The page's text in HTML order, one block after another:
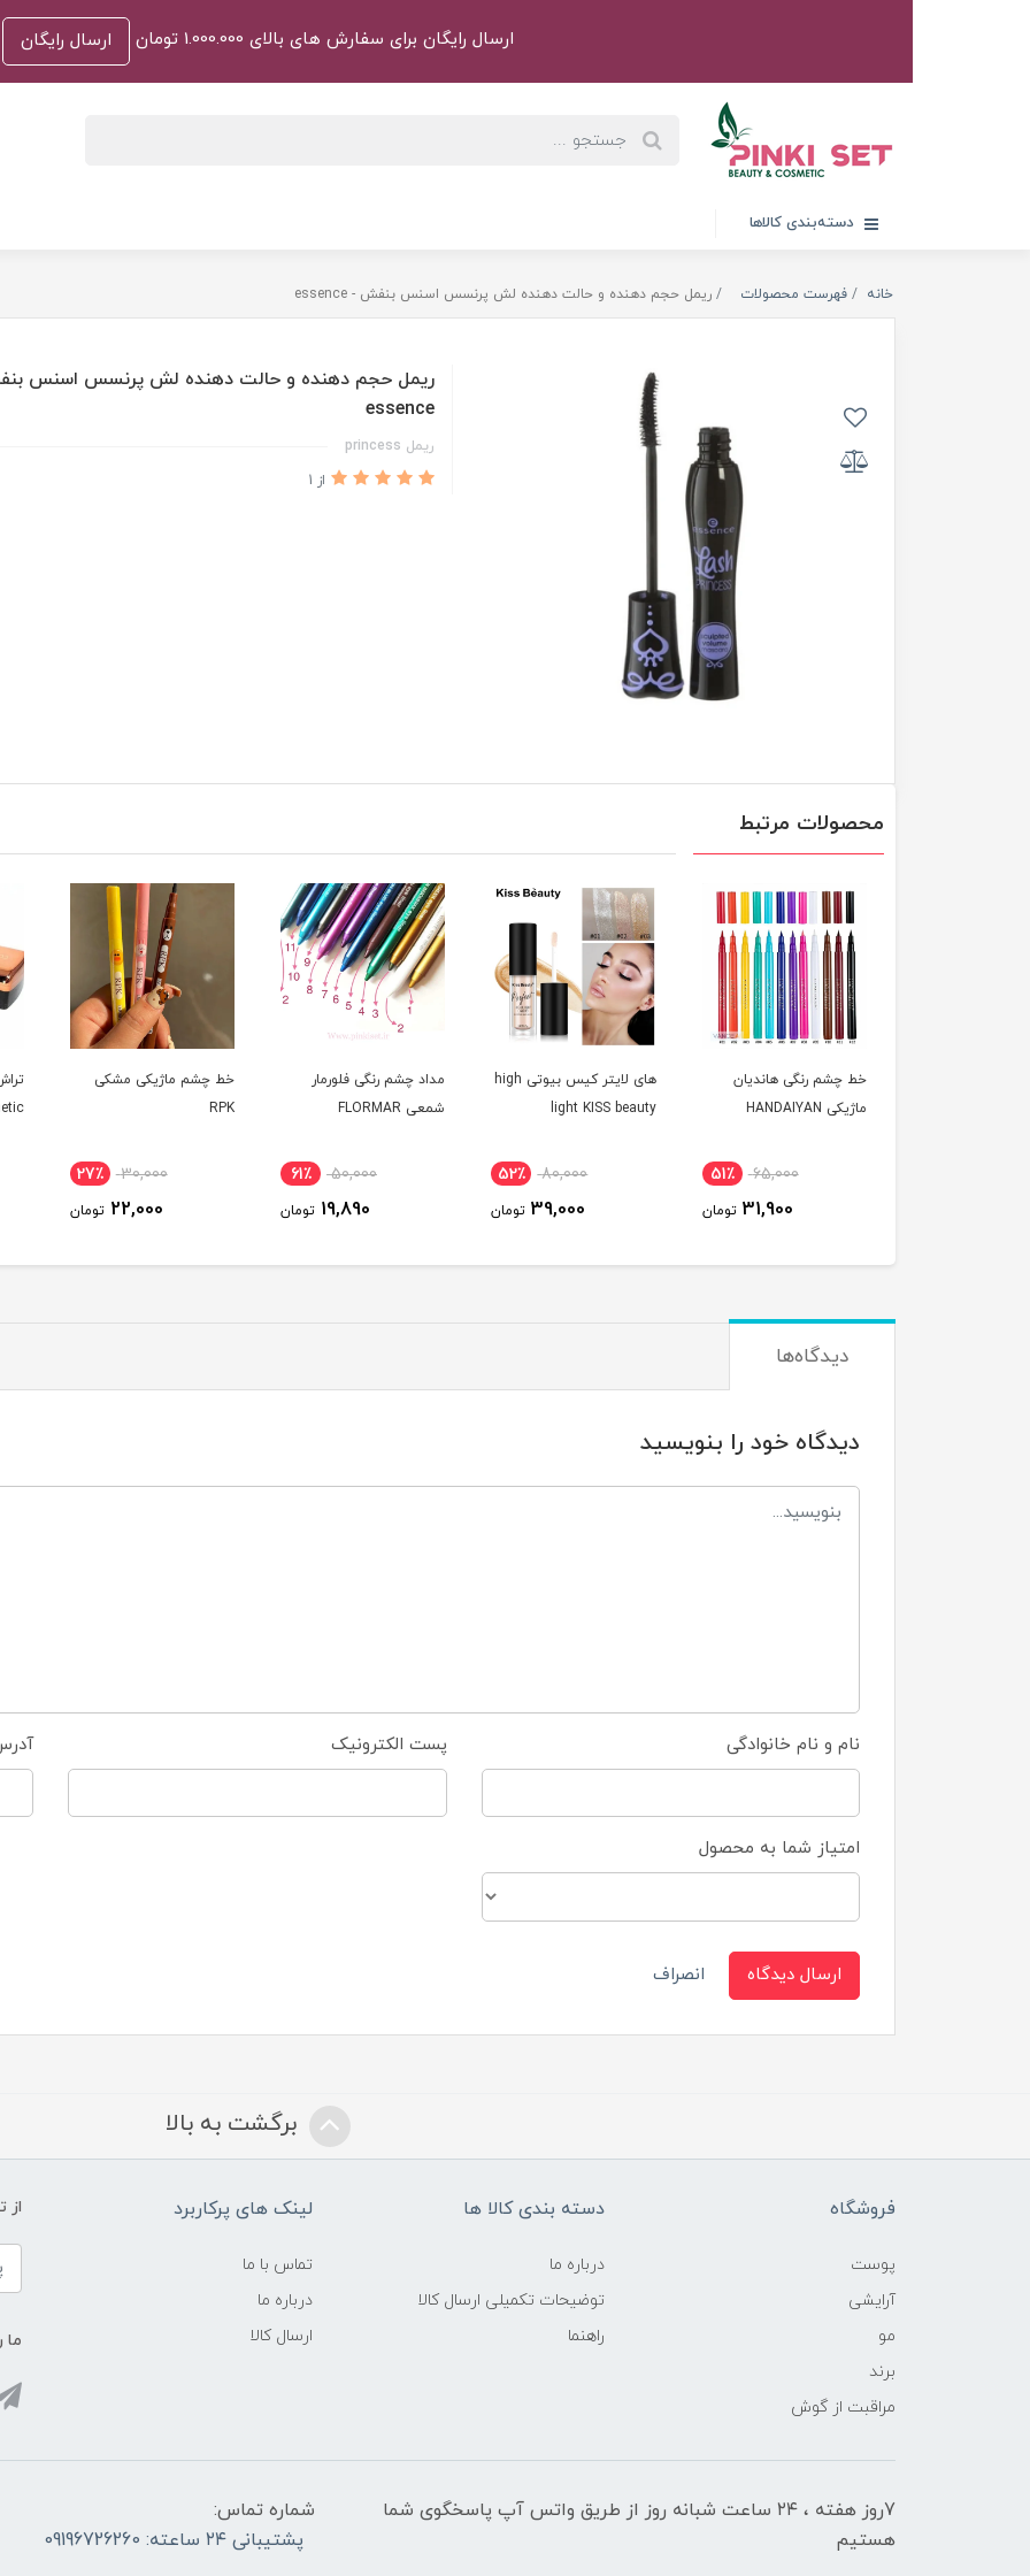
ارسال رایگان برای سفارش های بالای 1.000.000 تومان ارسال رایگان
دسته‌بندی کالاها
خانه فهرست محصولات ریمل حجم دهنده و حالت دهنده لش پرنسس اسنس بنفش - essence
ریمل حجم دهنده و حالت دهنده لش پرنسس اسنس
essence
ریمل princess
از 1
محصولات مرتبط
خط چشم رنگی هاندیان
ماژیکی HANDAIYAN
65,000 51٪
31,900 تومان
های لایتر کیس بیوتی high
light KISS beauty
80,000 52٪
39,000 تومان
مداد چشم رنگی فلورمار
شمعی FLORMAR
50,000 61٪
19,890 تومان
خط چشم ماژیکی مشکی
RPK
30,000 27٪
22,000 تومان
دیدگاه‌ها
دیدگاه خود را بنویسید
نام و نام خانوادگی پست الکترونیک
امتیاز شما به محصول
ارسال دیدگاه انصراف
برگشت به بالا
فروشگاه
پوست
آرایشی
مو
برند
مراقبت از گوش
دسته بندی کالا ها
درباره ما
توضیحات تکمیلی ارسال کالا
راهنما
لینک های پرکاربرد
تماس با ما
درباره ما
ارسال کالا
از
ما
7روز هفته ، ۲۴ ساعت شبانه‌ روز از طریق واتس آپ پاسخگوی شما
هستیم
شماره تماس:
پشتیبانی ۲۴ ساعته: 09196726260